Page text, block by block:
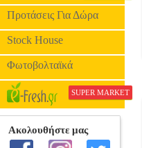
Προτάσεις Για Δώρα
Stock House
Φωτοβολταϊκά
SUPER MARKET